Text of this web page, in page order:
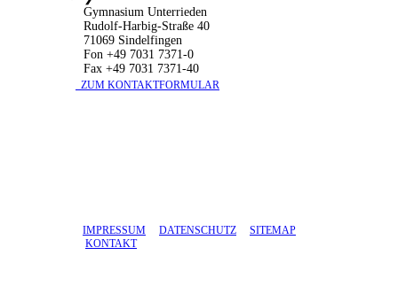
Gymnasium Unterrieden
Rudolf-Harbig-Straße 40
71069 Sindelfingen
Fon +49 7031 7371-0
Fax +49 7031 7371-40
​ ZUM KONTAKTFORMULAR
IMPRESSUM DATENSCHUTZ
SITEMAP
KONTAKT